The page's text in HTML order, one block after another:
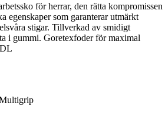
för herrar, den rätta kompromissen
egenskaper som garanterar utmärkt
stigar. Tillverkad av smidigt
i gummi. Goretexfoder för maximal